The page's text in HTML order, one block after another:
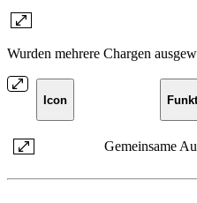
Wurden mehrere Chargen
Icon
Gemeinsame